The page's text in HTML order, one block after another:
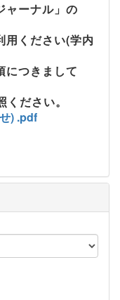
ャーナル」の
用ください(学内
につきまして
ださい。
) .pdf